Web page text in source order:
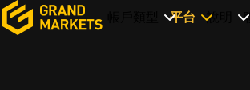
平台 說明